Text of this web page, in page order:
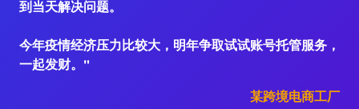
到当天解决问题。
今年疫情经济压力比较大，明年争取试试账号托管服务，
一起发财。"
某跨境电商工厂